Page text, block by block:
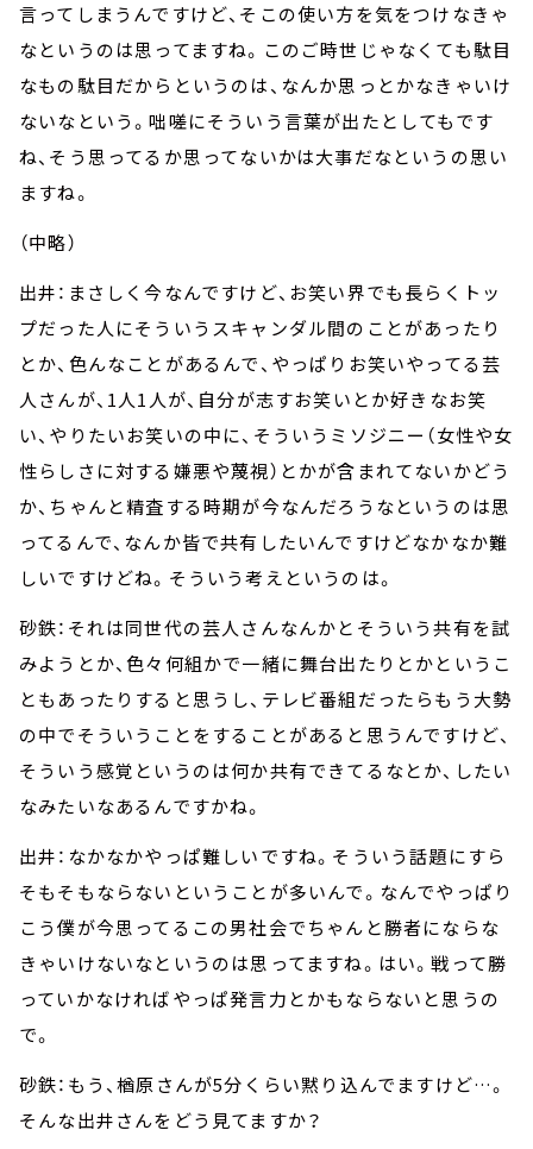
言ってしまうんですけど、そこの使い方を気をつけなきゃ
なというのは思ってますね。このご時世じゃなくても駄目
なもの駄目だからというのは、なんか思っとかなきゃいけ
ないなという。咄嗟にそういう言葉が出たとしてもです
ね、そう思ってるか思ってないかは大事だなというの思い
ますね。
（中略）
出井：まさしく今なんですけど、お笑い界でも長らくトッ
プだった人にそういうスキャンダル間のことがあったり
とか、色んなことがあるんで、やっぱりお笑いやってる芸
人さんが、1人1人が、自分が志すお笑いとか好きなお笑
い、やりたいお笑いの中に、そういうミソジニー（女性や女
性らしさに対する嫌悪や蔑視）とかが含まれてないかどう
か、ちゃんと精査する時期が今なんだろうなというのは思
ってるんで、なんか皆で共有したいんですけどなかなか難
しいですけどね。そういう考えというのは。
砂鉄：それは同世代の芸人さんなんかとそういう共有を試
みようとか、色々何組かで一緒に舞台出たりとかというこ
ともあったりすると思うし、テレビ番組だったらもう大勢
の中でそういうことをすることがあると思うんですけど、
そういう感覚というのは何か共有できてるなとか、したい
なみたいなあるんですかね。
出井：なかなかやっぱ難しいですね。そういう話題にすら
そもそもならないということが多いんで。なんでやっぱり
こう僕が今思ってるこの男社会でちゃんと勝者にならな
きゃいけないなというのは思ってますね。はい。戦って勝
っていかなければやっぱ発言力とかもならないと思うの
で。
砂鉄：もう、楢原さんが5分くらい黙り込んでますけど…。
そんな出井さんをどう見てますか？